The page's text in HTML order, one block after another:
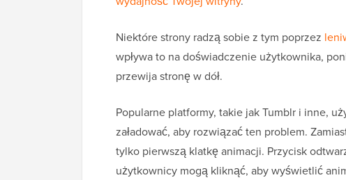
Niektóre strony radzą sobie z tym poprzez
wpływa to na doświadczenie użytkownika,
przewija stronę w dół.
Popularne platformy, takie jak Tumblr i inne,
załadować, aby rozwiązać ten problem.
tylko pierwszą klatkę animacji. Przycisk
użytkownicy mogą kliknąć, aby wyświetlić